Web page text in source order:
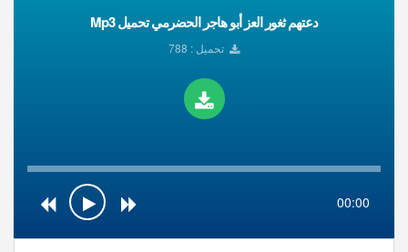
دعتهم ثغور العز أبو هاجر الحضرمي تحميل Mp3
تحميل : 788
00:00